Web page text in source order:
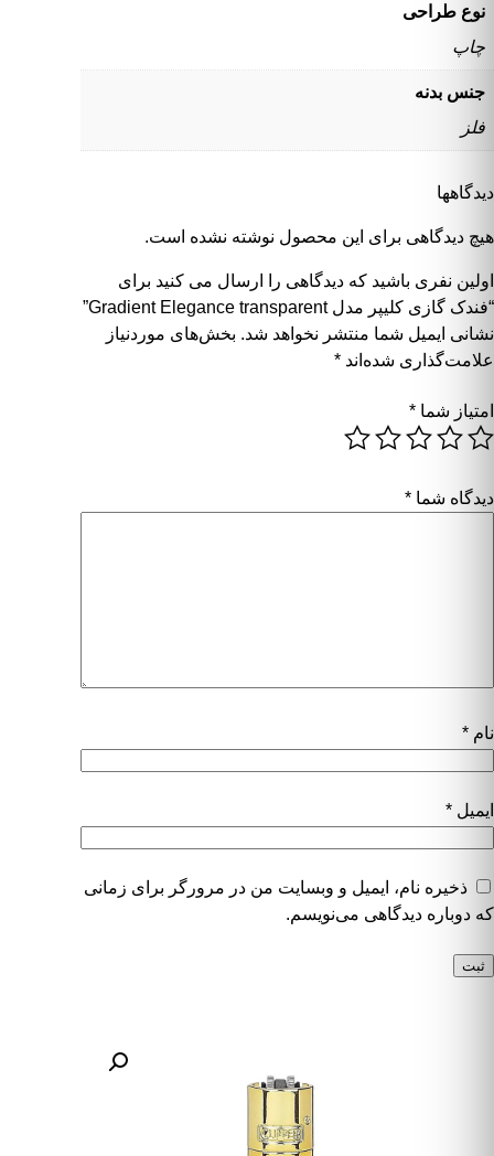
نوع طراحی
چاپ
جنس بدنه
فلز
دیدگاهها
هیچ دیدگاهی برای این محصول نوشته نشده است.
اولین نفری باشید که دیدگاهی را ارسال می کنید برای
“فندک گازی کلیپر مدل Gradient Elegance transparent”
نشانی ایمیل شما منتشر نخواهد شد. بخش‌های موردنیاز
علامت‌گذاری شده‌اند *
امتیاز شما *
دیدگاه شما *
نام *
ایمیل *
ذخیره نام، ایمیل و وبسایت من در مرورگر برای زمانی
که دوباره دیدگاهی می‌نویسم.